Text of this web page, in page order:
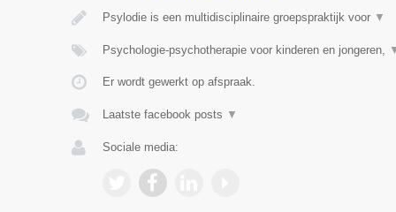
Psylodie is een multidisciplinaire groepspraktijk voor ▼
Psychologie-psychotherapie voor kinderen en jongeren,
Er wordt gewerkt op afspraak.
Laatste facebook posts ▼
Sociale media: